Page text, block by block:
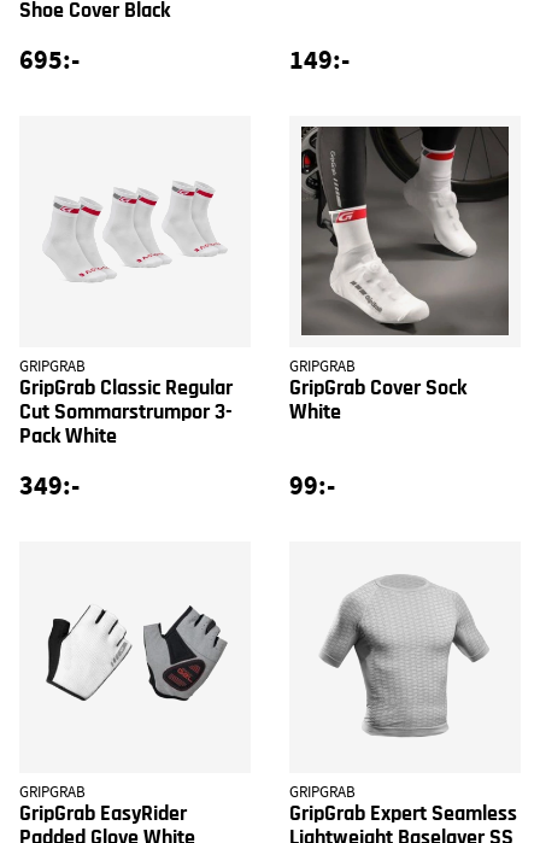
Shoe Cover Black
695:- 149:-
GRIPGRAB
GripGrab Classic Regular
Cut Sommarstrumpor 3-
Pack White
349:-
GRIPGRAB
GripGrab Cover Sock
White
99:-
GRIPGRAB
GripGrab EasyRider
Padded Glove White
GRIPGRAB
GripGrab Expert Seamless
Lightweight Baselayer SS